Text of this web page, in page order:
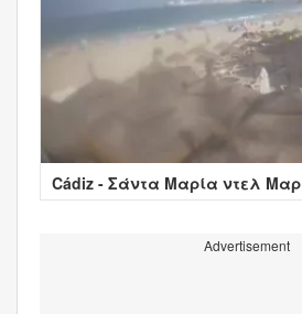
Cádiz - Σάντα Μαρία ντελ Μαρ
Advertisement